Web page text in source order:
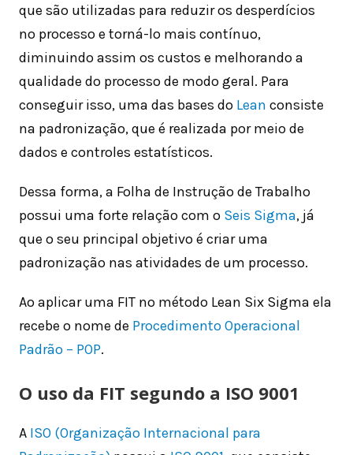
que são utilizadas para reduzir os desperdícios
no processo e torná-lo mais contínuo,
diminuindo assim os custos e melhorando a
qualidade do processo de modo geral. Para
conseguir isso, uma das bases do Lean consiste
na padronização, que é realizada por meio de
dados e controles estatísticos.
Dessa forma, a Folha de Instrução de Trabalho
possui uma forte relação com o Seis Sigma, já
que o seu principal objetivo é criar uma
padronização nas atividades de um processo.
Ao aplicar uma FIT no método Lean Six Sigma ela
recebe o nome de Procedimento Operacional
Padrão – POP.
O uso da FIT segundo a ISO 9001
A ISO (Organização Internacional para